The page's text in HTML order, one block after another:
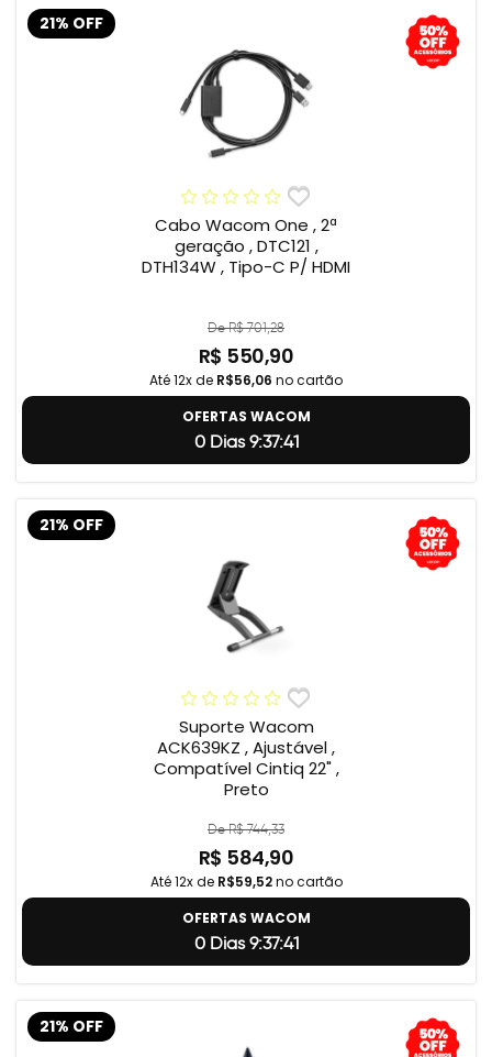
21% OFF
Cabo Wacom One , 2ª
geração , DTC121 ,
DTH134W , Tipo-C P/ HDMI
De R$ 701,28
R$ 550,90
Até 12x de R$56,06 no cartão
OFERTAS WACOM
0 Dias 9:37:40
21% OFF
Suporte Wacom
ACK639KZ , Ajustável ,
Compatível Cintiq 22" ,
Preto
De R$ 744,33
R$ 584,90
Até 12x de R$59,52no cartão
OFERTAS WACOM
0 Dias 9:37:40
21% OFF